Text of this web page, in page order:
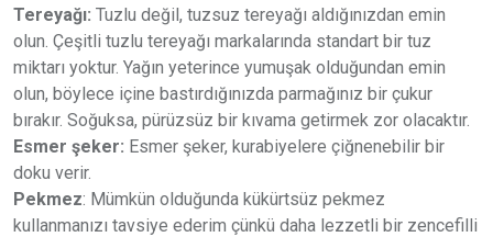
Tereyağı: Tuzlu değil, tuzsuz tereyağı aldığınızdan emin
olun. Çeşitli tuzlu tereyağı markalarında standart bir tuz
miktarı yoktur. Yağın yeterince yumuşak olduğundan emin
olun, böylece içine bastırdığınızda parmağınız bir çukur
bırakır. Soğuksa, pürüzsüz bir kıvama getirmek zor olacaktır.
Esmer şeker: Esmer şeker, kurabiyelere çiğnenebilir bir
doku verir.
Pekmez: Mümkün olduğunda kükürtsüz pekmez
kullanmanızı tavsiye ederim çünkü daha lezzetli bir zencefilli